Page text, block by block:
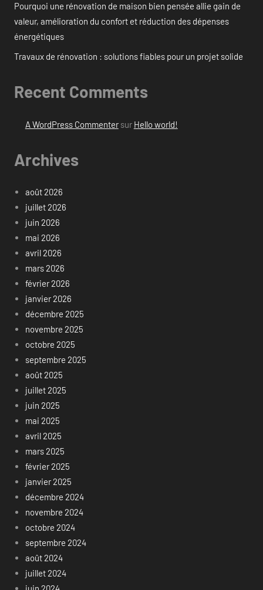
Pourquoi une rénovation de maison bien pensée allie gain de
valeur, amélioration du confort et réduction des dépenses
énergétiques
Travaux de rénovation : solutions fiables pour un projet solide
Recent Comments
A WordPress Commentersur Hello world!
Archives
août 2026
juillet 2026
juin 2026
mai 2026
avril 2026
mars 2026
février 2026
janvier 2026
décembre 2025
novembre 2025
octobre 2025
septembre 2025
août 2025
juillet 2025
juin 2025
mai 2025
avril 2025
mars 2025
février 2025
janvier 2025
décembre 2024
novembre 2024
octobre 2024
septembre 2024
août 2024
juillet 2024